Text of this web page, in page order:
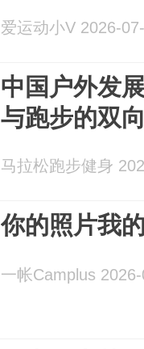
爱运动小V 2026-
中国户外发
与跑步的双
马拉松跑步健身
你的照片我
一帐Camplus